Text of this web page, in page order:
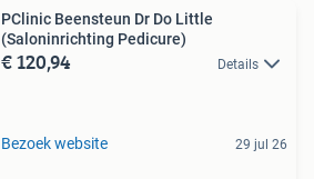
PClinic Beensteun Dr Do Little
(Saloninrichting Pedicure)
€ 120,94 Details
Bezoek website 29 jul 26